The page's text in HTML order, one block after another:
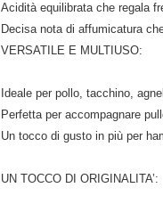
Acidità equilibrata che regala
Decisa nota di affumicatura
VERSATILE E MULTIUSO:
Ideale per pollo, tacchino,
Perfetta per accompagnare
Un tocco di gusto in più per
UN TOCCO DI ORIGINALITA’: